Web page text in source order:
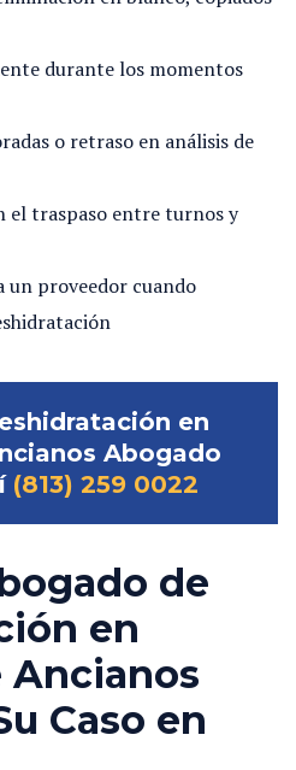
durante los momentos
o retraso en análisis de
el traspaso entre turnos y
un proveedor cuando
en
Abogado
(813) 259 0022
de
en
Ancianos
Caso en